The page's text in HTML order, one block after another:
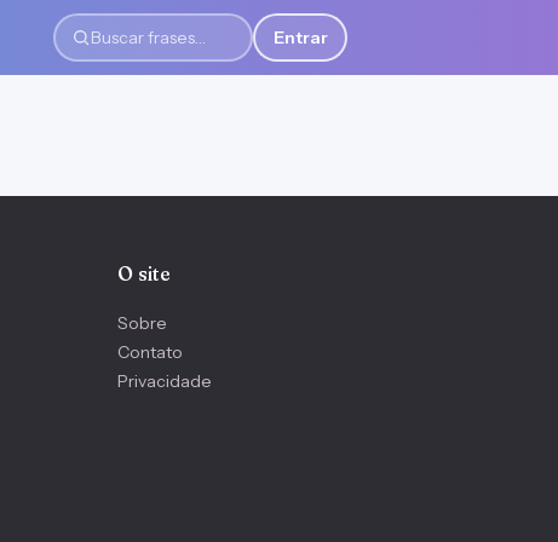
Buscar frases
Entrar
O site
Sobre
Contato
Privacidade